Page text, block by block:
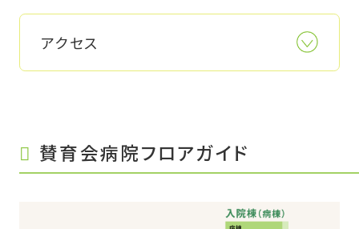
アクセス
賛育会病院フロアガイド